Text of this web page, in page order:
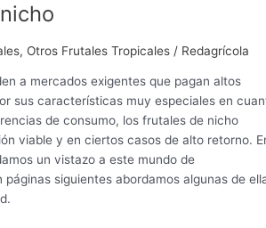
, Otros Frutales Tropicales / Redagrícola
a mercados exigentes que pagan altos
sus características muy especiales en
de consumo, los frutales de nicho
viable y en ciertos casos de alto retorno.
un vistazo a este mundo de
páginas siguientes abordamos algunas de